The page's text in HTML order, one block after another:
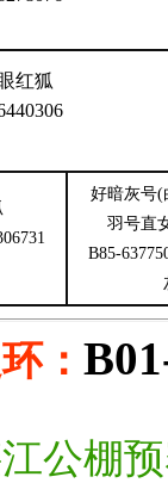
红狐
好暗灰号(
羽号直
B85-
：
公棚